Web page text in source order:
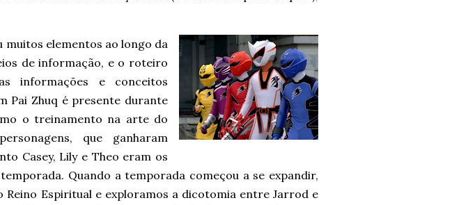
elementos ao longo da
de informação, e o roteiro
informações e conceitos
Pai Zhuq é presente durante
o treinamento na arte do
que ganharam
Casey, Lily e Theo eram os
Quando a temporada começou a se expandir,
Reino Espiritual e exploramos a dicotomia entre Jarrod e